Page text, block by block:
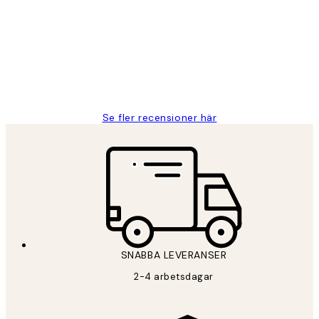
Se fler recensioner här
SNABBA LEVERANSER
2-4 arbetsdagar